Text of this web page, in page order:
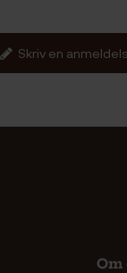
Skriv en
Om